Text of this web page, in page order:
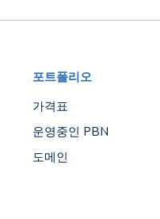
포트폴리오
가격표
운영중인 PBN
도메인